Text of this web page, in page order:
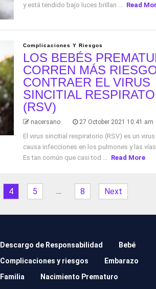
y está tendido bajo luces brillan ...
Read
Complicaciones Y Riesgos
LOS BEBÉS
CORREN MÁS
CONTRAER EL VIRUS
SINCITIAL
(RSV)
nacersano 27 October 2021 10:41 am
El virus sincitial respiratorio (RSV) es un
causa infecciones en los pulmones y las
Es tan común que casi tod ...
Read More
4 5 … 8 Next
Descargo de Responsabilidad
Bebé
Complicaciones y riesgos
Embarazo
Familia
Nacimiento Prematuro